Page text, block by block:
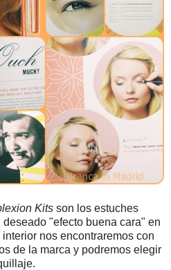
Kits son los estuches
"efecto buena cara" en
nos encontraremos con
de la marca y podremos elegir